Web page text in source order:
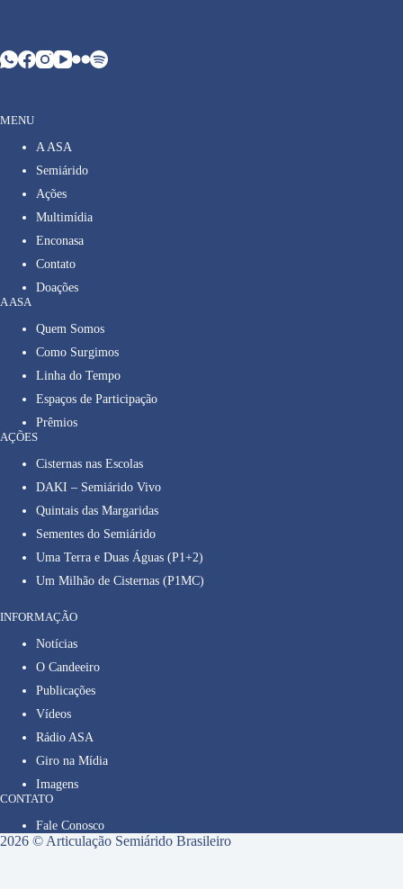
MENU
A ASA
Semiárido
Ações
Multimídia
Enconasa
Contato
Doações
A ASA
Quem Somos
Como Surgimos
Linha do Tempo
Espaços de Participação
Prêmios
AÇÕES
Cisternas nas Escolas
DAKI – Semiárido Vivo
Quintais das Margaridas
Sementes do Semiárido
Uma Terra e Duas Águas (P1+2)
Um Milhão de Cisternas (P1MC)
INFORMAÇÃO
Notícias
O Candeeiro
Publicações
Vídeos
Rádio ASA
Giro na Mídia
Imagens
CONTATO
Fale Conosco
2026 © Articulação Semiárido Brasileiro